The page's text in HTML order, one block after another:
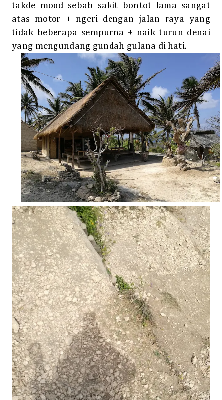
takde mood sebab sakit bontot lama sangat
atas motor + ngeri dengan jalan raya yang
tidak beberapa sempurna + naik turun denai
yang mengundang gundah gulana di hati.